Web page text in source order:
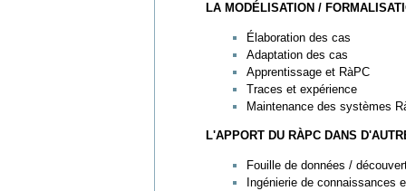
LA MODÉLISATION /
Élaboration des cas
Adaptation des cas
Apprentissage et RàPC
Traces et expérience
Maintenance des systèmes
L'APPORT DU RÀPC DANS
Fouille de données /
Ingénierie de connaissances